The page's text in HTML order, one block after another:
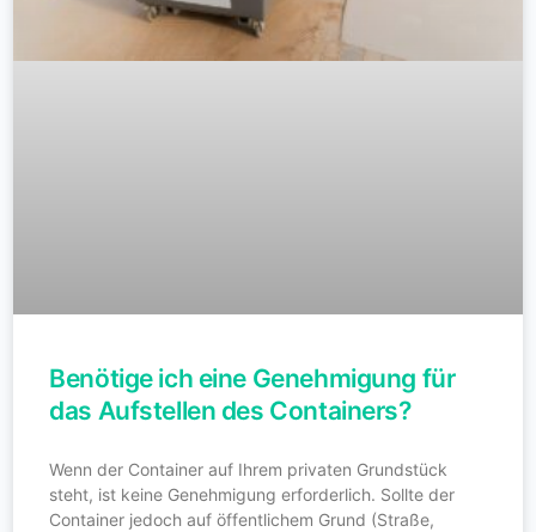
Benötige ich eine Genehmigung für
das Aufstellen des Containers?
Wenn der Container auf Ihrem privaten Grundstück
steht, ist keine Genehmigung erforderlich. Sollte der
Container jedoch auf öffentlichem Grund (Straße,